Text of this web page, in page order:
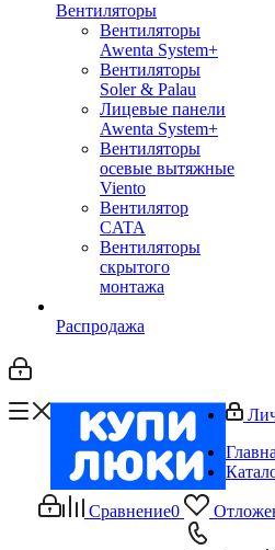
Вентиляторы
Вентиляторы
Awenta System+
Вентиляторы
Soler & Palau
Лицевые панели
Awenta System+
Вентиляторы
осевые вытяжные
Viento
Вентилятор
CATA
Вентиляторы
скрытого
монтажа
Распродажа
Сравнение0